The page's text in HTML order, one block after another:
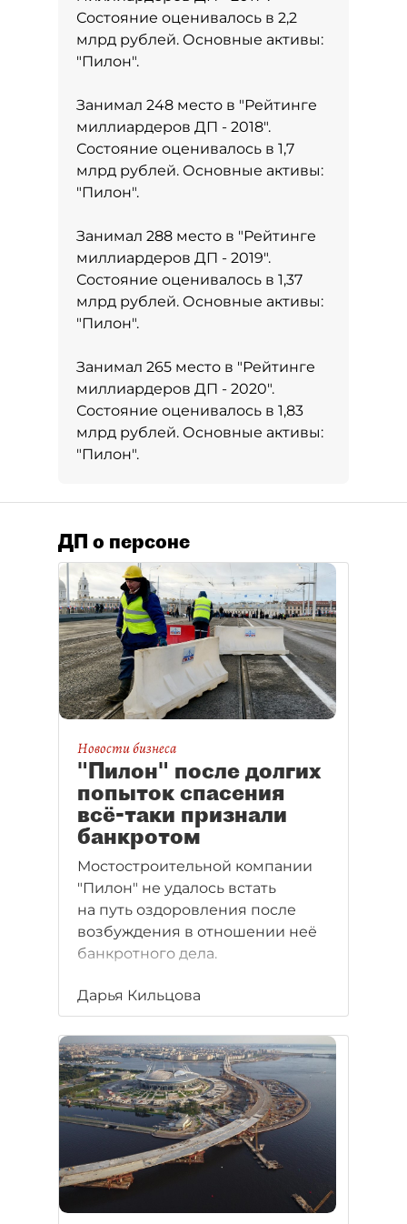
Состояние оценивалось в 2,2
млрд рублей. Основные активы:
"Пилон".
Занимал 248 место в "Рейтинге
миллиардеров ДП - 2018".
Состояние оценивалось в 1,7
млрд рублей. Основные активы:
"Пилон".
Занимал 288 место в "Рейтинге
миллиардеров ДП - 2019".
Состояние оценивалось в 1,37
млрд рублей. Основные активы:
"Пилон".
Занимал 265 место в "Рейтинге
миллиардеров ДП - 2020".
Состояние оценивалось в 1,83
млрд рублей. Основные активы:
"Пилон".
ДП о персоне
Новости бизнеса
"Пилон" после долгих
попыток спасения
всё-таки признали
банкротом
Мостостроительной компании
"Пилон" не удалось встать
на путь оздоровления после
возбуждения в отношении неё
банкротного дела.
Дарья Кильцова